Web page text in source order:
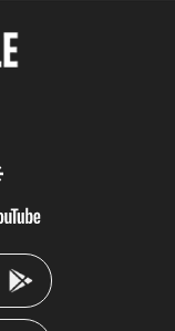
google
youtube-